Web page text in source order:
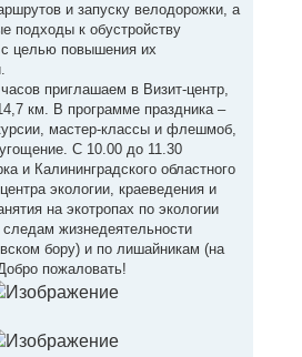
и запуску велодорожки, а
подходы к обустройству
с целью повышения их
приглашаем в Визит-центр,
км. В программе праздника –
мастер-классы и флешмоб,
С 10.00 до 11.30
и Калининградского областного
экологии, краеведения и
на экотропах по экологии
жизнедеятельности
бору) и по лишайникам (на
пожаловать!